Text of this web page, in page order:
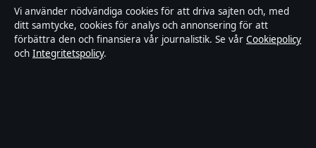
Förtroende & standarder
Källor & standarder
Redaktionell policy
Vi använder nödvändiga cookies för att driva sajten och, med
ditt samtycke, cookies för analys och annonsering för att
förbättra den och finansiera vår journalistik. Se vår Cookiepolicy
och Integritetspolicy.